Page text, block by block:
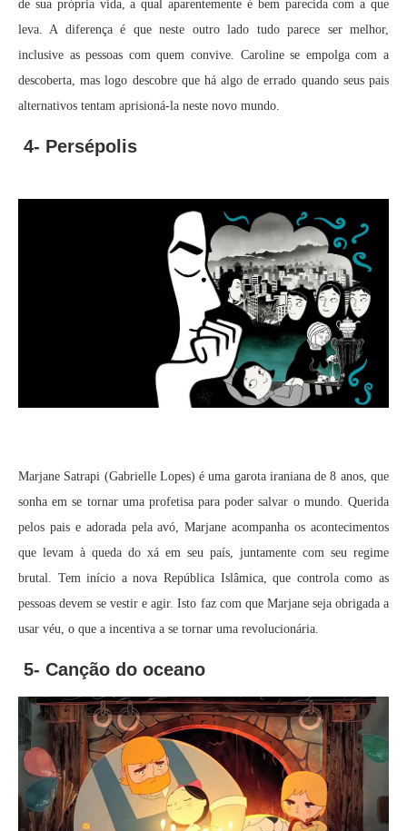
de sua própria vida, a qual aparentemente é bem parecida com a que
leva. A diferença é que neste outro lado tudo parece ser melhor,
inclusive as pessoas com quem convive. Caroline se empolga com a
descoberta, mas logo descobre que há algo de errado quando seus pais
alternativos tentam aprisioná-la neste novo mundo.
4- Persépolis
Marjane Satrapi (Gabrielle Lopes) é uma garota iraniana de 8 anos, que
sonha em se tornar uma profetisa para poder salvar o mundo. Querida
pelos pais e adorada pela avó, Marjane acompanha os acontecimentos
que levam à queda do xá em seu país, juntamente com seu regime
brutal. Tem início a nova República Islâmica, que controla como as
pessoas devem se vestir e agir. Isto faz com que Marjane seja obrigada a
usar véu, o que a incentiva a se tornar uma revolucionária.
5- Canção do oceano